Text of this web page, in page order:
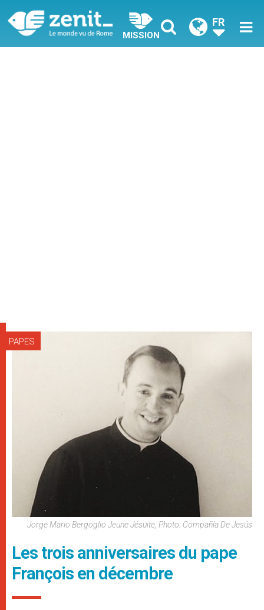
MISSION
FR
PAPES
Jorge Mario Bergoglio Jeune Jésuite, Photo: Compañía De Jesús
Les trois anniversaires du pape
François en décembre